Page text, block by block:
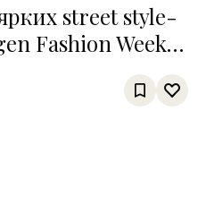
street style-
Fashion Week